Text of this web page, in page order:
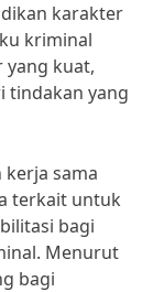
karakter
kriminal
yang kuat,
tindakan yang
sama
terkait untuk
bagi
Menurut
bagi